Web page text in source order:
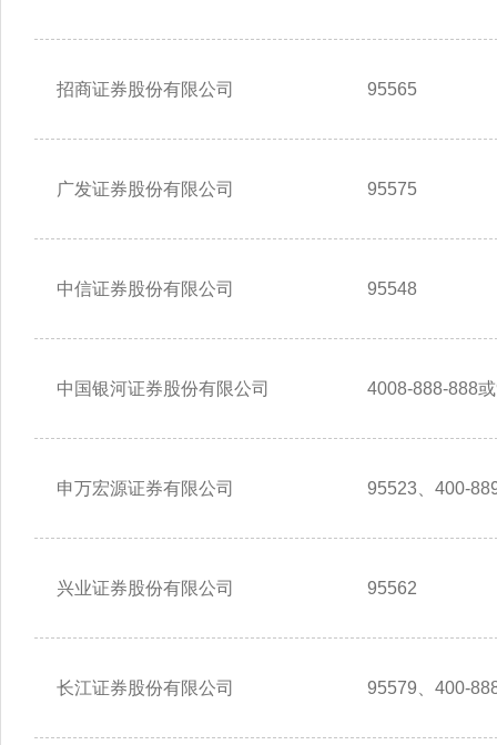
招商证券股份有限公司 95565
广发证券股份有限公司 95575
中信证券股份有限公司 95548
中国银河证券股份有限公司 4008-888-888
申万宏源证券有限公司 95523、400-
兴业证券股份有限公司 95562
长江证券股份有限公司 95579、400-